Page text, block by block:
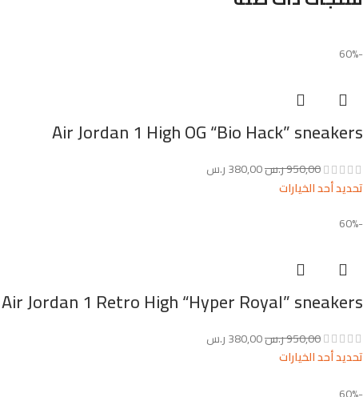
-60%
Air Jordan 1 High OG “Bio Hack” sneakers
950,00ر.س380,00ر.س
تحديد أحد الخيارات
-60%
Air Jordan 1 Retro High “Hyper Royal” sneakers
950,00ر.س380,00ر.س
تحديد أحد الخيارات